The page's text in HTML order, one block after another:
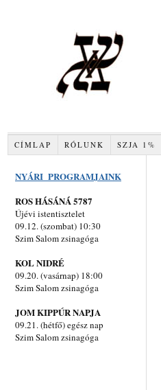
CÍMLAP RÓLUNK SZJA 1%
NYÁRI PROGRAMJAINK
ROS HÁSÁNÁ 5787
Újévi istentisztelet
09.12. (szombat) 10:30
Szim Salom zsinagóga
KOL NIDRÉ
09.20. (vasárnap) 18:00
Szim Salom zsinagóga
JOM KIPPÚR NAPJA
09.21. (hétfő) egész nap
Szim Salom zsinagóga